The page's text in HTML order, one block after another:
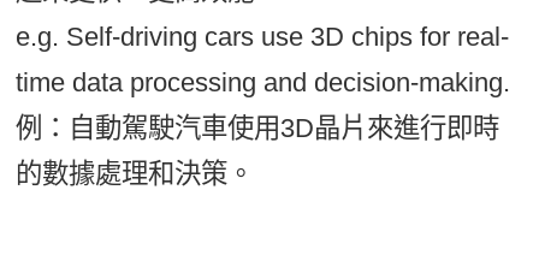
e.g. Self-driving cars use 3D chips for real-
time data processing and decision-making.
例：自動駕駛汽車使用3D晶片來進行即時
的數據處理和決策。